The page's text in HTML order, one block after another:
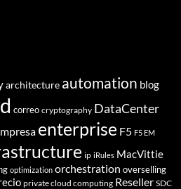
architecture automation blog
correo cryptography DataCenter
enterprise F5 F5 EM
ip iRules MacVittie
optimization orchestration overselling
private cloud computing Reseller SDC